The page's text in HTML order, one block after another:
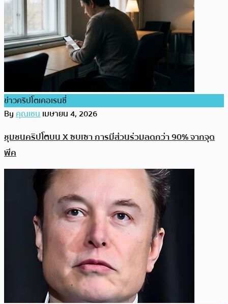
ข่าวคริปโตเคอเรนซี่
Byคุณเชนเมษายน 4, 2026
ชุมชนคริปโตบน X ซบเซา การมีส่วนร่วมลดกว่า 90% จากจุด
พีค